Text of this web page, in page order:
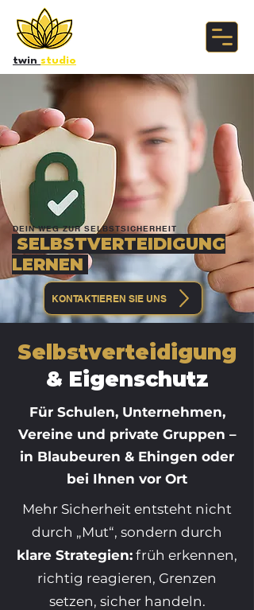
twin studio
DEIN WEG ZUR SELBSTSICHERHEIT
SELBSTVERTEIDIGUNG
LERNEN
KONTAKTIEREN SIE UNS
Selbstverteidigung
& Eigenschutz
Für Schulen, Unternehmen,
Vereine und private Gruppen –
in Blaubeuren & Ehingen oder
bei Ihnen vor Ort
Mehr Sicherheit entsteht nicht
durch „Mut“, sondern durch
klare Strategien: früh erkennen,
richtig reagieren, Grenzen
setzen, sicher handeln.